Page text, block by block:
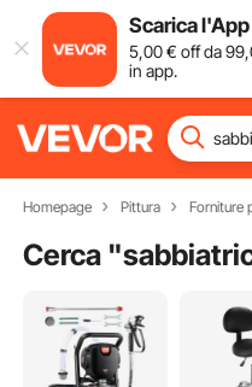
Scarica l'App
5,00€ off da99
in app.
Homepage Pittura Forniture
Cerca "